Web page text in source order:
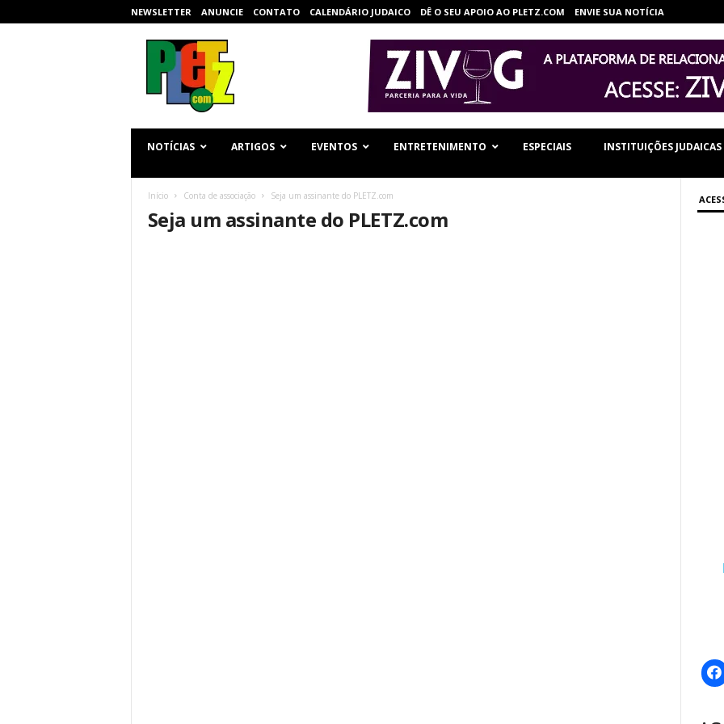
NEWSLETTER ANUNCIE CONTATO CALENDÁRIO JUDAICO DÊ O SEU APOIO AO PLETZ.COM ENVIE SUA NOTÍCIA
NOTÍCIAS ARTIGOS EVENTOS ENTRETENIMENTO ESPECIAIS INSTITUIÇÕES JUDAICAS
Início Conta de associação Seja um assinante do PLETZ.com
Seja um assinante do PLETZ.com